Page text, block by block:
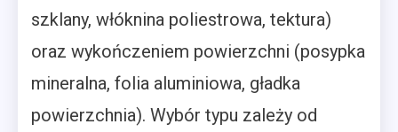
szklany, włóknina poliestrowa, tektura)
oraz wykończeniem powierzchni (posypka
mineralna, folia aluminiowa, gładka
powierzchnia). Wybór typu zależy od